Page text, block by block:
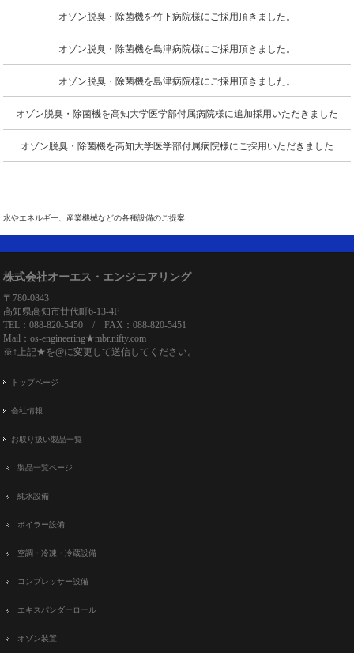
オゾン脱臭・除菌機を竹下病院様にご採用頂きました。
オゾン脱臭・除菌機を島津病院様にご採用頂きました。
オゾン脱臭・除菌機を島津病院様にご採用頂きました。
オゾン脱臭・除菌機を高知大学医学部付属病院様に追加採用いただきました
オゾン脱臭・除菌機を高知大学医学部付属病院様にご採用いただきました
水やエネルギー、産業機械などの各種設備のご提案
株式会社オーエス・エンジニアリング
〒780-0843
高知県高知市廿代町6-13-4F
TEL：088-820-5450 / FAX：088-820-5451
Mail：os-engineering★mbr.nifty.com
※↑上記★を@に変更して送信してください。
トップページ
会社情報
お取り扱い製品一覧
製品一覧ページ
純水設備
ボイラー設備
空調・冷凍・冷蔵設備
コンプレッサー設備
エキスパンダーロール
オゾン装置